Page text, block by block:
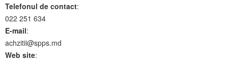
Telefonul de contact:
022 251 634
E-mail:
achzitii@spps.md
Web site: